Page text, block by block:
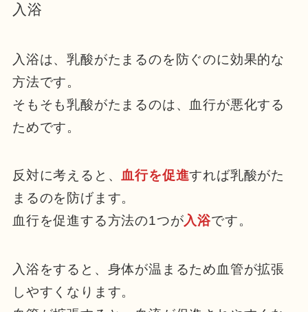
入浴
入浴は、乳酸がたまるのを防ぐのに効果的な
方法です。
そもそも乳酸がたまるのは、血行が悪化する
ためです。
反対に考えると、血行を促進すれば乳酸がた
まるのを防げます。
血行を促進する方法の1つが入浴です。
入浴をすると、身体が温まるため血管が拡張
しやすくなります。